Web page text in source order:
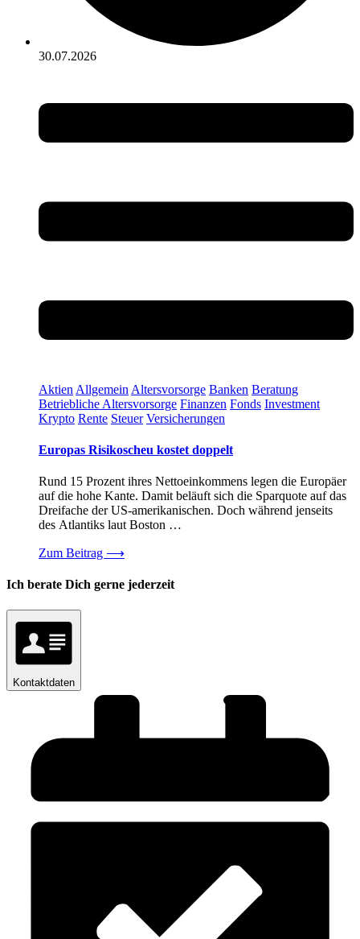
30.07.2026
Aktien Allgemein Altersvorsorge Banken Beratung
Betriebliche Altersvorsorge Finanzen Fonds Investment
Krypto Rente Steuer Versicherungen
Europas Risikoscheu kostet doppelt
Rund 15 Prozent ihres Nettoeinkommens legen die Europäer
auf die hohe Kante. Damit beläuft sich die Sparquote auf das
Dreifache der US-amerikanischen. Doch während jenseits
des Atlantiks laut Boston …
Zum Beitrag ⟶
Ich berate Dich gerne jederzeit
Kontaktdaten